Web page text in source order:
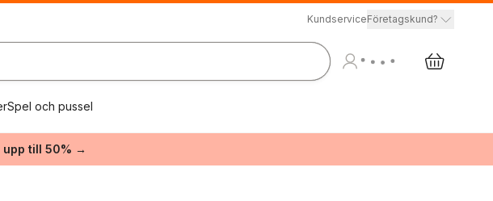
KundserviceFöretagskund?
Spel och pussel
upp till 50% →